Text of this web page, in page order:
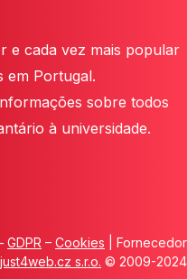
e cada vez mais popular
em Portugal.
sobre todos
à universidade.
GDPR – Cookies | Fornecedor
just4web.cz s.r.o. © 2009-2024